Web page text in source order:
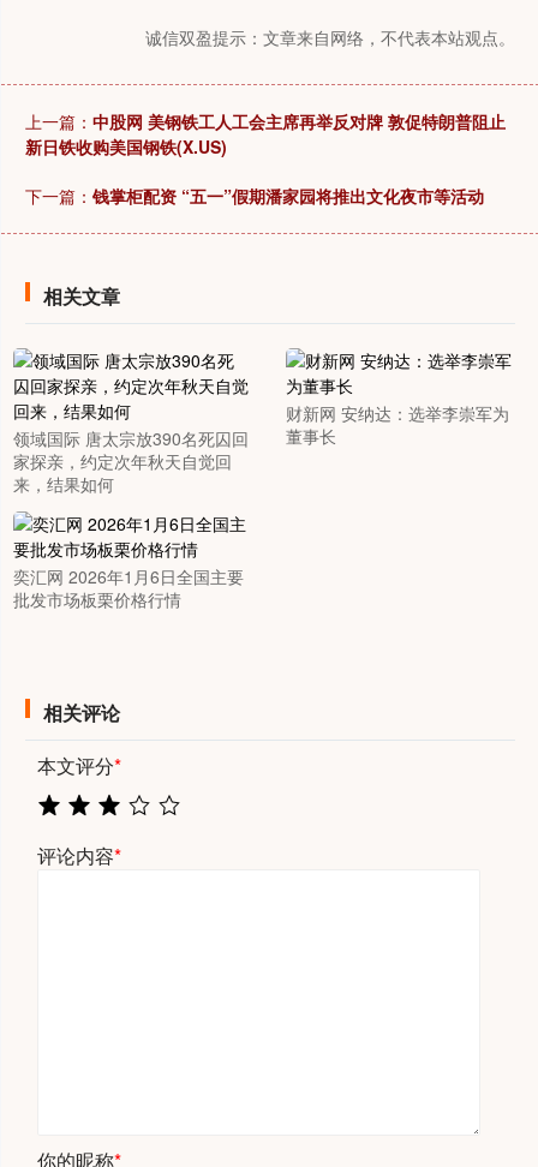
诚信双盈提示：文章来自网络，不代表本站观点。
上一篇： 中股网 美钢铁工人工会主席再举反对牌 敦促特朗普阻止
新日铁收购美国钢铁(X.US)
下一篇： 钱掌柜配资 “五一”假期潘家园将推出文化夜市等活动
相关文章
领域国际 唐太宗放390名死囚回
家探亲，约定次年秋天自觉回
来，结果如何
财新网 安纳达：选举李崇军为
董事长
奕汇网 2026年1月6日全国主要
批发市场板栗价格行情
相关评论
本文评分*
评论内容*
你的昵称*